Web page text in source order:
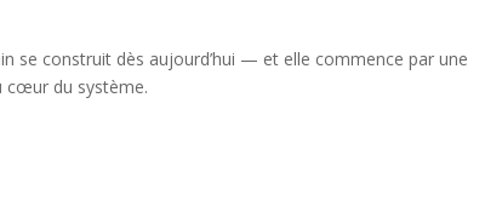
se construit dès aujourd’hui — et elle commence par une
cœur du système.